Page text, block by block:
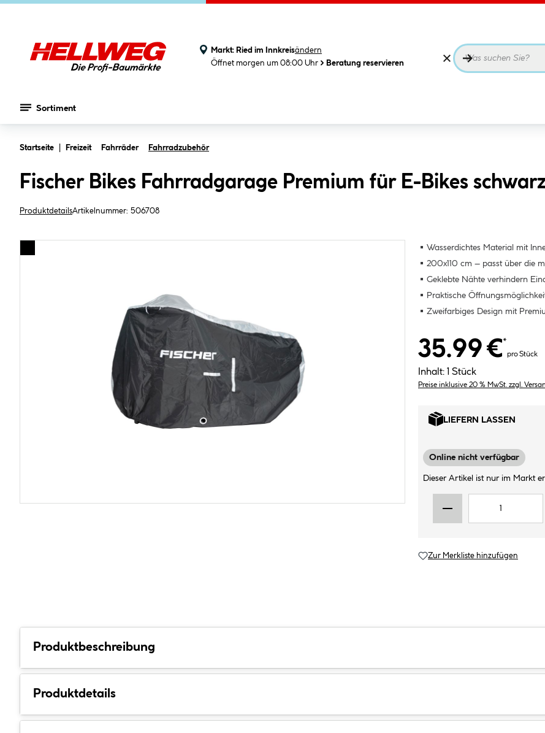
Markt: Ried im Innkreisändern
Öffnet morgen um 08:00 Uhr
Beratung reservieren
Sortiment
Startseite Freizeit Fahrräder Fahrradzubehör
Fischer Bikes Fahrradgarage Premium für E-Bikes
ProduktdetailsArtikelnummer: 506708
Wasserdichtes Material mit
200x110 cm – passt über die
Geklebte Nähte verhindern
Praktische
Zweifarbiges Design mit
35.99 €*
pro Stück
Inhalt: 1 Stück
Preise inklusive 20 % MwSt. zzgl.
LIEFERN LASSEN
Online nicht verfügbar
Dieser Artikel ist nur im Markt
Zur Merkliste hinzufügen
Produktbeschreibung
Produktdetails